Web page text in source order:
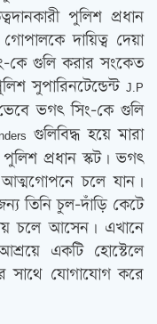
পুলিশ প্রধান
দায়িত্ব দেয়া
কে গুলি করার সংকেত
সুপারিনটেন্ডেন্ট J.P
ভগৎ সিং-কে গুলি
গুলিবিদ্ধ হয়ে মারা
প্রধান স্কট। ভগৎ
চলে যান।
তিনি চুল-দাঁড়ি কেটে
চলে আসেন। এখানে
একটি হোস্টেলে
সাথে যোগাযোগ করে